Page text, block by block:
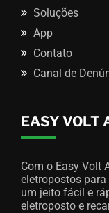
Soluções
App
Contato
Canal de
EASY VOLT
Com o Easy Volt
eletropostos para
um jeito fácil e
eletroposto e